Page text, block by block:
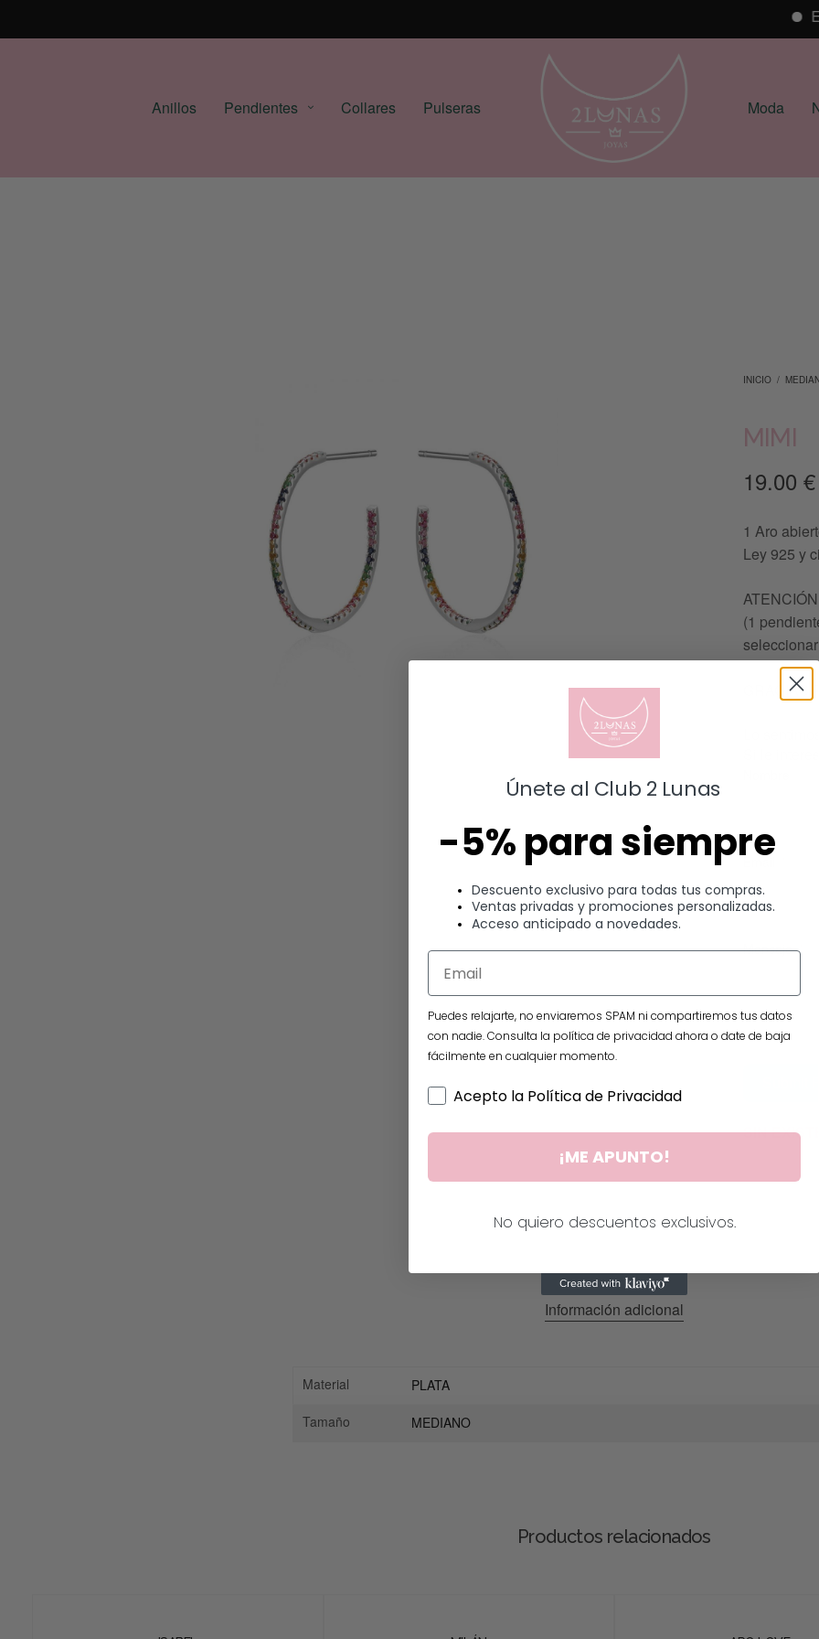
Anillos Pendientes Collares Pulseras Moda
INICIO /
MIMI
19.00€
1 Aro
Ley 925 y
(1
Lo
Si le
Email
Mensaje
Submit
SIN
Información adicional
Material
PLATA
Tamaño
MEDIANO
Productos relacionados
Únete al Club 2 Lunas
-5% para siempre
Descuento exclusivo para todas tus compras.
Ventas privadas y promociones personalizadas.
Acceso anticipado a novedades.
Puedes relajarte, no enviaremos SPAM ni compartiremos tus datos
con nadie. Consulta la política de privacidad ahora o date de baja
fácilmente en cualquier momento.
Acepto la Política de Privacidad
¡ME APUNTO!
No quiero descuentos exclusivos.